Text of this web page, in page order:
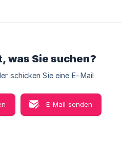
was Sie suchen?
schicken Sie eine E-Mail
E-Mail senden